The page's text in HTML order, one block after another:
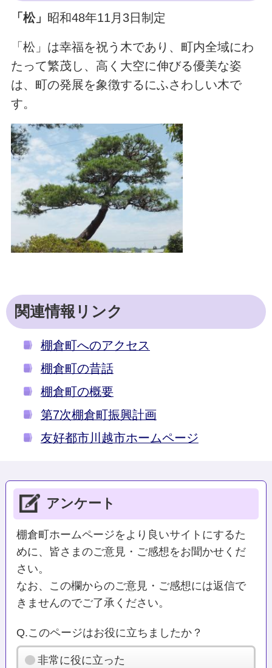
「松」 昭和48年11月3日制定
「松」は幸福を祝う木であり、町内全域にわ
たって繁茂し、高く大空に伸びる優美な姿
は、町の発展を象徴するにふさわしい木で
す。
関連情報リンク
棚倉町へのアクセス
棚倉町の昔話
棚倉町の概要
第7次棚倉町振興計画
友好都市川越市ホームページ
アンケート
棚倉町ホームページをより良いサイトにするた
めに、皆さまのご意見・ご感想をお聞かせくだ
さい。
なお、この欄からのご意見・ご感想には返信で
きませんのでご了承ください。
Q.このページはお役に立ちましたか？
非常に役に立った